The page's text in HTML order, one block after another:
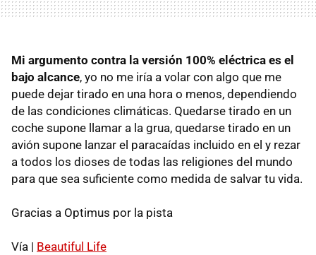
Mi argumento contra la versión 100% eléctrica es el
bajo alcance, yo no me iría a volar con algo que me
puede dejar tirado en una hora o menos, dependiendo
de las condiciones climáticas. Quedarse tirado en un
coche supone llamar a la grua, quedarse tirado en un
avión supone lanzar el paracaídas incluido en el y rezar
a todos los dioses de todas las religiones del mundo
para que sea suficiente como medida de salvar tu vida.
Gracias a Optimus por la pista
Vía | Beautiful Life